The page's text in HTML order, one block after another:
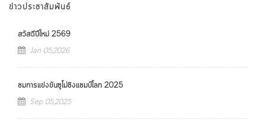
ข่าวประชาสัมพันธ์
สวัสดีปีใหม่ 2569
Jan 05,2026
ชมการแข่งขันซูโม่ชิงแชมป์โลก 2025
Sep 05,2025